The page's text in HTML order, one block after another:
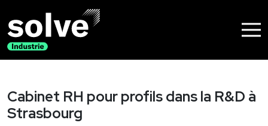
Nos solutions
Recrutement
Accompagnement de dirigeants
Cabinet RH pour profils dans la R&D à
Strasbourg